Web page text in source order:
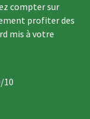
compter sur
profiter des
mis à votre
/10